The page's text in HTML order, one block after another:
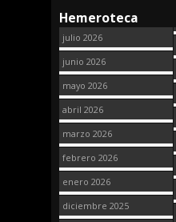
Hemeroteca
julio 2026
junio 2026
mayo 2026
abril 2026
marzo 2026
febrero 2026
enero 2026
diciembre 2025